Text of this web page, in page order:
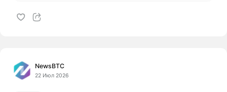
NewsBTC
22 Июл 2026